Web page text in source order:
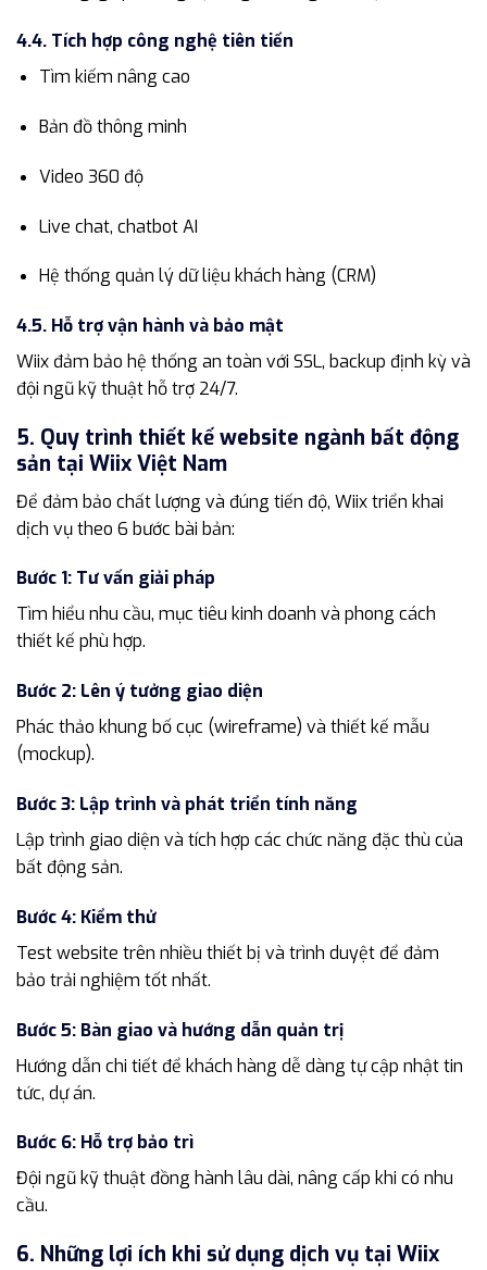
4.4. Tích hợp công nghệ tiên tiến
Tìm kiếm nâng cao
Bản đồ thông minh
Video 360 độ
Live chat, chatbot AI
Hệ thống quản lý dữ liệu khách hàng (CRM)
4.5. Hỗ trợ vận hành và bảo mật
Wiix đảm bảo hệ thống an toàn với SSL, backup định kỳ và
đội ngũ kỹ thuật hỗ trợ 24/7.
5. Quy trình thiết kế website ngành bất động
sản tại Wiix Việt Nam
Để đảm bảo chất lượng và đúng tiến độ, Wiix triển khai
dịch vụ theo 6 bước bài bản:
Bước 1: Tư vấn giải pháp
Tìm hiểu nhu cầu, mục tiêu kinh doanh và phong cách
thiết kế phù hợp.
Bước 2: Lên ý tưởng giao diện
Phác thảo khung bố cục (wireframe) và thiết kế mẫu
(mockup).
Bước 3: Lập trình và phát triển tính năng
Lập trình giao diện và tích hợp các chức năng đặc thù của
bất động sản.
Bước 4: Kiểm thử
Test website trên nhiều thiết bị và trình duyệt để đảm
bảo trải nghiệm tốt nhất.
Bước 5: Bàn giao và hướng dẫn quản trị
Hướng dẫn chi tiết để khách hàng dễ dàng tự cập nhật tin
tức, dự án.
Bước 6: Hỗ trợ bảo trì
Đội ngũ kỹ thuật đồng hành lâu dài, nâng cấp khi có nhu
cầu.
6. Những lợi ích khi sử dụng dịch vụ tại Wiix